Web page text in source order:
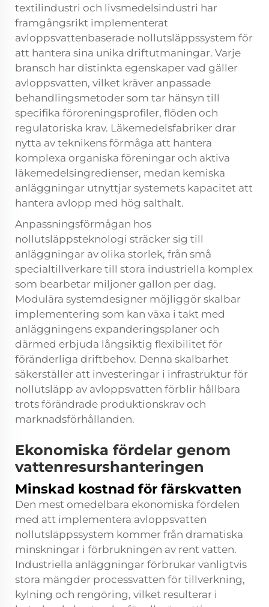
textilindustri och livsmedelsindustri har
framgångsrikt implementerat
avloppsvattenbaserade nollutsläppssystem för
att hantera sina unika driftutmaningar. Varje
bransch har distinkta egenskaper vad gäller
avloppsvatten, vilket kräver anpassade
behandlingsmetoder som tar hänsyn till
specifika föroreningsprofiler, flöden och
regulatoriska krav. Läkemedelsfabriker drar
nytta av teknikens förmåga att hantera
komplexa organiska föreningar och aktiva
läkemedelsingredienser, medan kemiska
anläggningar utnyttjar systemets kapacitet att
hantera avlopp med hög salthalt.
Anpassningsförmågan hos
nollutsläppsteknologi sträcker sig till
anläggningar av olika storlek, från små
specialtillverkare till stora industriella komplex
som bearbetar miljoner gallon per dag.
Modulära systemdesigner möjliggör skalbar
implementering som kan växa i takt med
anläggningens expanderingsplaner och
därmed erbjuda långsiktig flexibilitet för
föränderliga driftbehov. Denna skalbarhet
säkerställer att investeringar i infrastruktur för
nollutsläpp av avloppsvatten förblir hållbara
trots förändrade produktionskrav och
marknadsförhållanden.
Ekonomiska fördelar genom
vattenresurshanteringen
Minskad kostnad för färskvatten
Den mest omedelbara ekonomiska fördelen
med att implementera avloppsvatten
nollutsläppssystem kommer från dramatiska
minskningar i förbrukningen av rent vatten.
Industriella anläggningar förbrukar vanligtvis
stora mängder processvatten för tillverkning,
kylning och rengöring, vilket resulterar i